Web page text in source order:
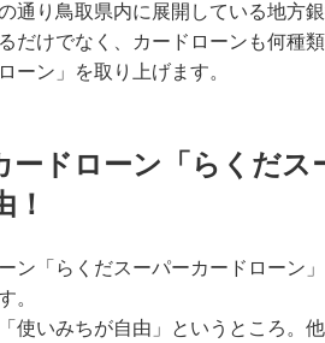
通り鳥取県内に展開している地方
だけでなく、カードローンも何種
ーン」を取り上げます。
ードローン「らくだ
！
ン「らくだスーパーカードローン
。
使いみちが自由」というところ。